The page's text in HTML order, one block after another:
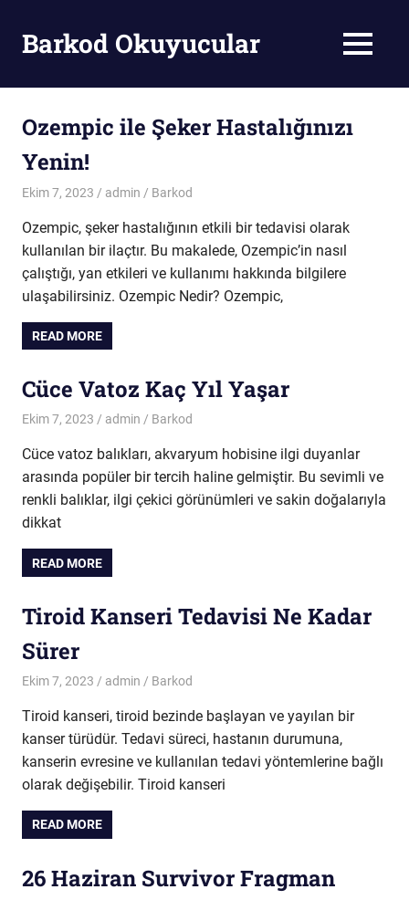
contentBarkod Okuyucular MENU
Ozempic ile Şeker Hastalığınızı
Yenin!
Ekim 7, 2023 admin Barkod
Ozempic, şeker hastalığının etkili bir tedavisi olarak
kullanılan bir ilaçtır. Bu makalede, Ozempic’in nasıl
çalıştığı, yan etkileri ve kullanımı hakkında bilgilere
ulaşabilirsiniz. Ozempic Nedir? Ozempic,
READ MORE
Cüce Vatoz Kaç Yıl Yaşar
Ekim 7, 2023 admin Barkod
Cüce vatoz balıkları, akvaryum hobisine ilgi duyanlar
arasında popüler bir tercih haline gelmiştir. Bu sevimli ve
renkli balıklar, ilgi çekici görünümleri ve sakin doğalarıyla
dikkat
READ MORE
Tiroid Kanseri Tedavisi Ne Kadar
Sürer
Ekim 7, 2023 admin Barkod
Tiroid kanseri, tiroid bezinde başlayan ve yayılan bir
kanser türüdür. Tedavi süreci, hastanın durumuna,
kanserin evresine ve kullanılan tedavi yöntemlerine bağlı
olarak değişebilir. Tiroid kanseri
READ MORE
26 Haziran Survivor Fragman